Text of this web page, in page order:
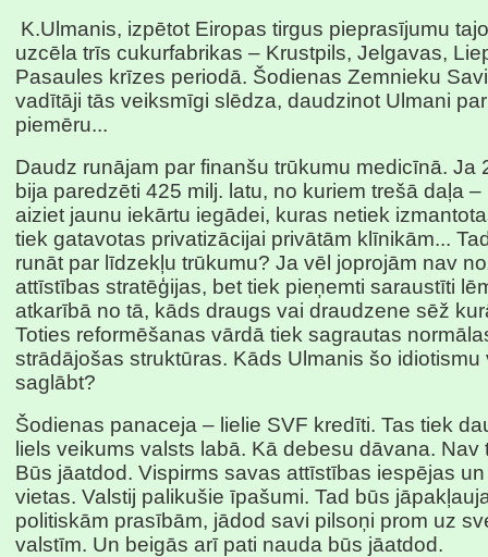
K.Ulmanis, izpētot Eiropas tirgus pieprasījumu
uzcēla trīs cukurfabrikas – Krustpils, Jelgavas,
Pasaules krīzes periodā. Šodienas Zemnieku
vadītāji tās veiksmīgi slēdza, daudzinot Ulmani
piemēru...
Daudz runājam par finanšu trūkumu medicīnā. Ja
bija paredzēti 425 milj. latu, no kuriem trešā daļa –
aiziet jaunu iekārtu iegādei, kuras netiek
tiek gatavotas privatizācijai privātām klīnikām...
runāt par līdzekļu trūkumu? Ja vēl joprojām nav
attīstības stratēģijas, bet tiek pieņemti saraustīti
atkarībā no tā, kāds draugs vai draudzene sēž
Toties reformēšanas vārdā tiek sagrautas
strādājošas struktūras. Kāds Ulmanis šo idiotismu
saglābt?
Šodienas panaceja – lielie SVF kredīti. Tas tiek
liels veikums valsts labā. Kā debesu dāvana. Nav
Būs jāatdod. Vispirms savas attīstības iespējas
vietas. Valstij palikušie īpašumi. Tad būs
politiskām prasībām, jādod savi pilsoņi prom uz
valstīm. Un beigās arī pati nauda būs jāatdod.